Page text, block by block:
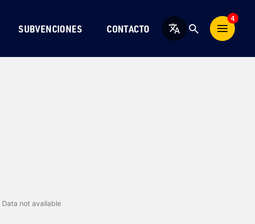
SUBVENCIONES CONTACTO Español
4
Data not available